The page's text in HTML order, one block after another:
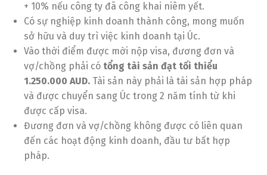
+ 10% nếu công ty đã công khai niêm yết.
Có sự nghiệp kinh doanh thành công, mong muốn
sở hữu và duy trì việc kinh doanh tại Úc.
Vào thời điểm được mời nộp visa, đương đơn và
vợ/chồng phải có tổng tài sản đạt tối thiểu
1.250.000 AUD. Tài sản này phải là tài sản hợp pháp
và được chuyển sang Úc trong 2 năm tính từ khi
được cấp visa.
Đương đơn và vợ/chồng không được có liên quan
đến các hoạt động kinh doanh, đầu tư bất hợp
pháp.